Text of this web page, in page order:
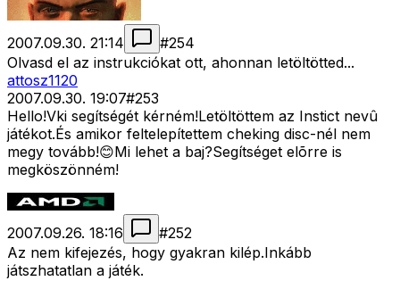
2007.09.30. 21:14 #254
Olvasd el az instrukciókat ott, ahonnan letöltötted...
attosz1120
2007.09.30. 19:07#253
Hello!Vki segítségét kérném!Letöltöttem az Instict nevû
játékot.És amikor feltelepítettem cheking disc-nél nem
megy tovább!😊Mi lehet a baj?Segítséget elõrre is
megköszönném!
2007.09.26. 18:16 #252
Az nem kifejezés, hogy gyakran kilép.Inkább
játszhatatlan a játék.